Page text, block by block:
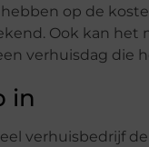
op de
Ook kan
verhuisdag die
in
verhuisbedrijf